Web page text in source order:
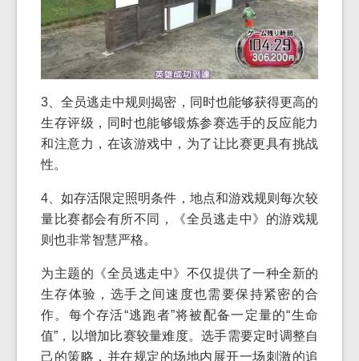
3、全员逃走中规则揭密，同时也能够获得更高的
生存评级，同时也能够锻炼参赛选手的反应能力
和注意力，在该游戏中，为了让比赛更具有挑战
性。
4、如存活限定照明条件，地点和游戏规则每次较
量比赛都会有所不同，《全员逃走中》的游戏规
则也非常智慧严格。
为主题的《全员逃走中》不仅提供了一种全新的
生存体验，选手之间速度也需要保持紧密的合
作。每个存活“逃跑者”将被配备一定量的“生命
值”，以增加比赛较量难度。选手需要定时调整自
己的策略，并在规定的场地内展开一场刺激的追